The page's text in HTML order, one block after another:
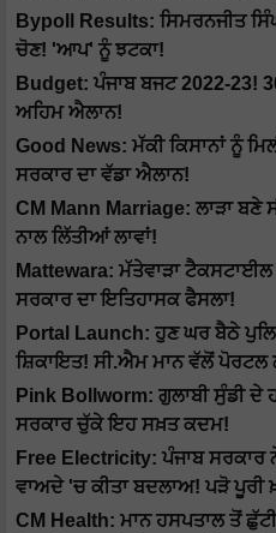
Bypoll Results: ਸਿਮਰਨਜੀਤ
ਚੋਣ! 'ਆਪ' ਨੂੰ ਝਟਕਾ!
Budget: ਪੰਜਾਬ ਬਜਟ 2022-23!
ਅਹਿਮ ਐਲਾਨ!
Good News: ਮੱਕੀ ਕਿਸਾਨਾਂ ਨੂੰ
ਸਰਕਾਰ ਦਾ ਵੱਡਾ ਐਲਾਨ!
CM Mann Marriage: ਲਾੜਾ ਬਣੇ
ਨਾਲ ਲਿੱਤੀਆਂ ਲਾਵਾਂ!
Mattewara: ਮੱਤੇਵਾੜਾ
ਸਰਕਾਰ ਦਾ ਇਤਿਹਾਸਕ ਫੈਸਲਾ!
Portal Launch: ਹੁਣ ਘਰ ਬੈਠੇ
ਸ਼ਿਕਾਇਤ! ਸੀ.ਐਮ ਮਾਨ ਵੱਲੋਂ ਪੋਰਟਲ
Pink Bollworm: ਗੁਲਾਬੀ ਸੁੰਡੀ
ਸਰਕਾਰ ਚੁੱਕੇ ਇਹ ਸਖ਼ਤ ਕਦਮ!
Free Electricity: ਪੰਜਾਬ ਸਰਕਾਰ
ਵਾਅਦੇ 'ਚ ਕੀਤਾ ਬਦਲਾਅ! ਪੜੋ ਪੂਰੀ
CM Health: ਮਾਨ ਹਸਪਤਾਲ ਤੋਂ